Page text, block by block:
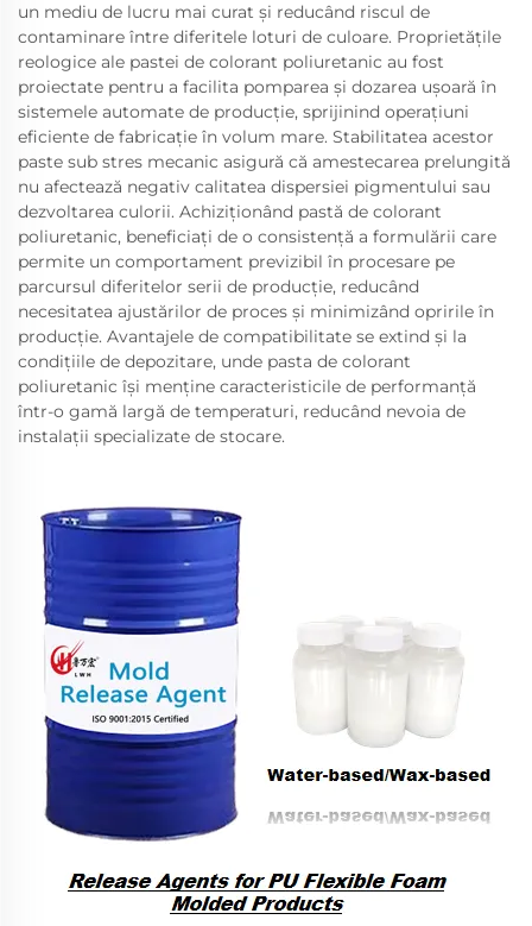
un mediu de lucru mai curat și reducând riscul de
contaminare între diferitele loturi de culoare. Proprietățile
reologice ale pastei de colorant poliuretanic au fost
proiectate pentru a facilita pomparea și dozarea ușoară în
sistemele automate de producție, sprijinind operațiuni
eficiente de fabricație în volum mare. Stabilitatea acestor
paste sub stres mecanic asigură că amestecarea prelungită
nu afectează negativ calitatea dispersiei pigmentului sau
dezvoltarea culorii. Achiziționând pastă de colorant
poliuretanic, beneficiați de o consistență a formulării care
permite un comportament previzibil în procesare pe
parcursul diferitelor serii de producție, reducând
necesitatea ajustărilor de proces și minimizând opririle în
producție. Avantajele de compatibilitate se extind și la
condițiile de depozitare, unde pasta de colorant
poliuretanic își menține caracteristicile de performanță
într-o gamă largă de temperaturi, reducând nevoia de
instalații specializate de stocare.